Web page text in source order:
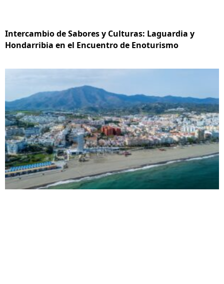
Intercambio de Sabores y Culturas: Laguardia y
Hondarribia en el Encuentro de Enoturismo